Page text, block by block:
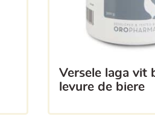
versele laga vit b-pure
levure de biere